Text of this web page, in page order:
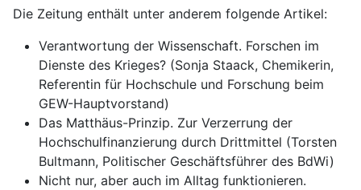
Die Zeitung enthält unter anderem folgende Artikel:
Verantwortung der Wissenschaft. Forschen im
Dienste des Krieges? (Sonja Staack, Chemikerin,
Referentin für Hochschule und Forschung beim
GEW-Hauptvorstand)
Das Matthäus-Prinzip. Zur Verzerrung der
Hochschulfinanzierung durch Drittmittel (Torsten
Bultmann, Politischer Geschäftsführer des BdWi)
Nicht nur, aber auch im Alltag funktionieren.